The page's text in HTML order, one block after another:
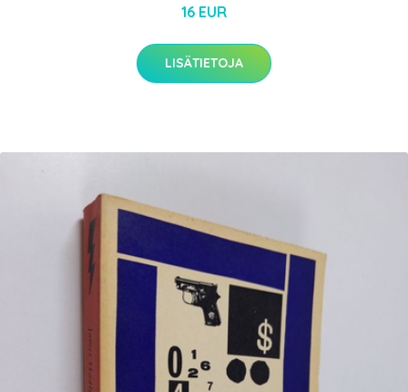
16 EUR
LISÄTIETOJA